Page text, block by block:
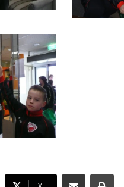
Delen via Email